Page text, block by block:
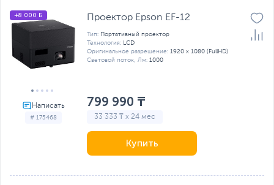
# 175468
+8 000 Б Проектор Epson EF-12
Тип: Портативный проектор
Технология: LCD
Оригинальное разрешение: 1920 x 1080 (FullHD)
Световой поток, Лм: 1000
799 990 ₸
33 333 ₸ x 24 мес
Купить